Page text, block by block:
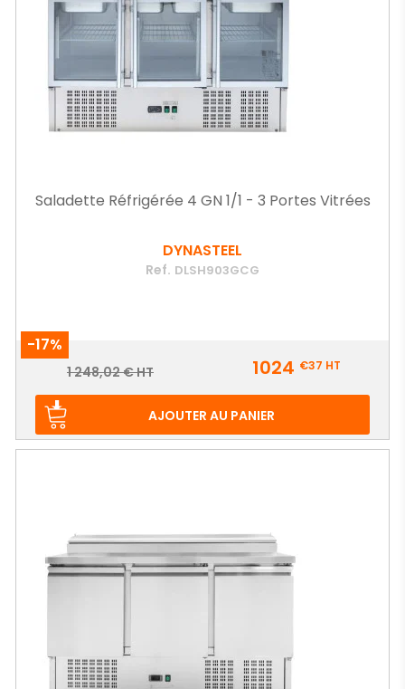
Saladette Réfrigérée 4 GN 1/1 - 3 Portes Vitrées
DYNASTEEL
Ref. DLSH903GCG
-17%
Prix
Prix
1 248,02 € HT 1024 €37 HT
AJOUTER AU PANIER